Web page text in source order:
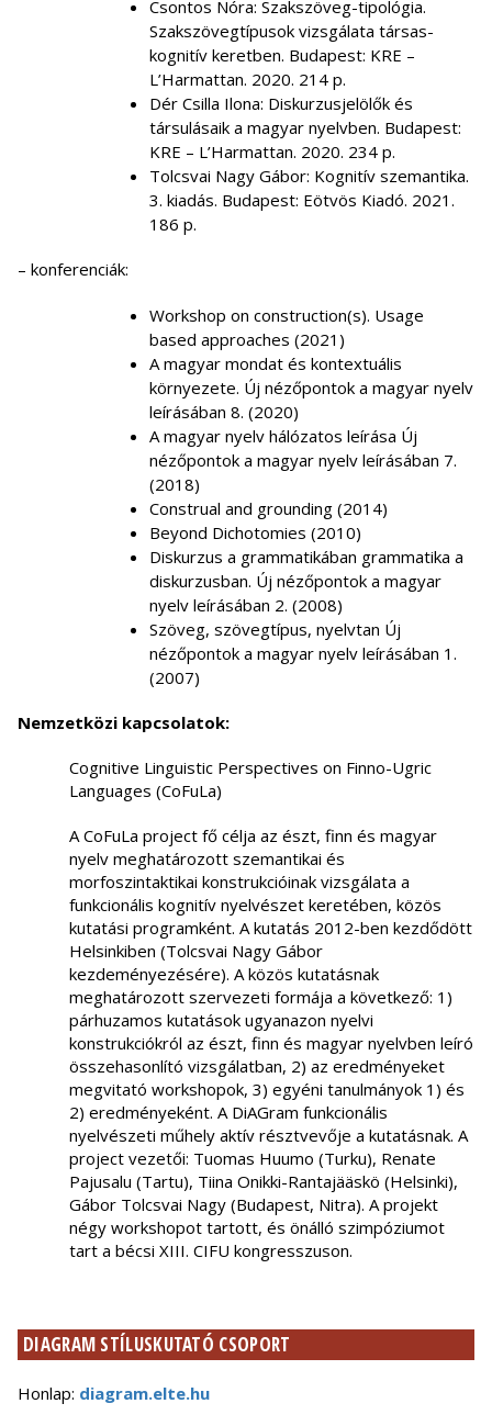
Csontos Nóra: Szakszöveg-tipológia.
Szakszövegtípusok vizsgálata társas-
kognitív keretben. Budapest: KRE –
L’Harmattan. 2020. 214 p.
Dér Csilla Ilona: Diskurzusjelölők és
társulásaik a magyar nyelvben. Budapest:
KRE – L’Harmattan. 2020. 234 p.
Tolcsvai Nagy Gábor: Kognitív szemantika.
3. kiadás. Budapest: Eötvös Kiadó. 2021.
186 p.
– konferenciák:
Workshop on construction(s). Usage
based approaches (2021)
A magyar mondat és kontextuális
környezete. Új nézőpontok a magyar nyelv
leírásában 8. (2020)
A magyar nyelv hálózatos leírása Új
nézőpontok a magyar nyelv leírásában 7.
(2018)
Construal and grounding (2014)
Beyond Dichotomies (2010)
Diskurzus a grammatikában grammatika a
diskurzusban. Új nézőpontok a magyar
nyelv leírásában 2. (2008)
Szöveg, szövegtípus, nyelvtan Új
nézőpontok a magyar nyelv leírásában 1.
(2007)
Nemzetközi kapcsolatok:
Cognitive Linguistic Perspectives on Finno-Ugric
Languages (CoFuLa)
A CoFuLa project fő célja az észt, finn és magyar
nyelv meghatározott szemantikai és
morfoszintaktikai konstrukcióinak vizsgálata a
funkcionális kognitív nyelvészet keretében, közös
kutatási programként. A kutatás 2012-ben kezdődött
Helsinkiben (Tolcsvai Nagy Gábor
kezdeményezésére). A közös kutatásnak
meghatározott szervezeti formája a következő: 1)
párhuzamos kutatások ugyanazon nyelvi
konstrukciókról az észt, finn és magyar nyelvben leíró
összehasonlító vizsgálatban, 2) az eredményeket
megvitató workshopok, 3) egyéni tanulmányok 1) és
2) eredményeként. A DiAGram funkcionális
nyelvészeti műhely aktív résztvevője a kutatásnak. A
project vezetői: Tuomas Huumo (Turku), Renate
Pajusalu (Tartu), Tiina Onikki-Rantajääskö (Helsinki),
Gábor Tolcsvai Nagy (Budapest, Nitra). A projekt
négy workshopot tartott, és önálló szimpóziumot
tart a bécsi XIII. CIFU kongresszuson.
DIAGRAM STÍLUSKUTATÓ CSOPORT
Honlap: diagram.elte.hu